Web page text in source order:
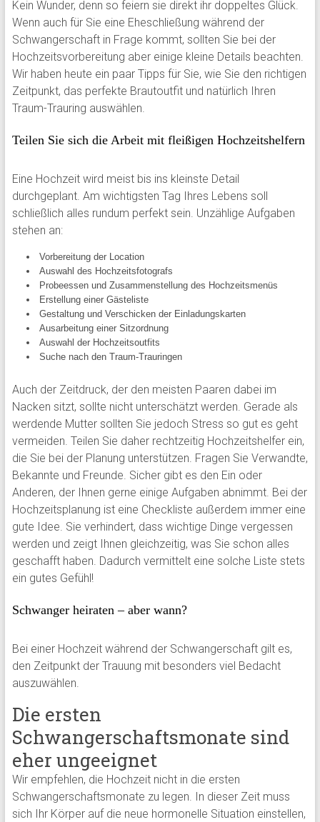
Kein Wunder, denn so feiern sie direkt ihr doppeltes Glück.
Wenn auch für Sie eine Eheschließung während der
Schwangerschaft in Frage kommt, sollten Sie bei der
Hochzeitsvorbereitung aber einige kleine Details beachten.
Wir haben heute ein paar Tipps für Sie, wie Sie den richtigen
Zeitpunkt, das perfekte Brautoutfit und natürlich Ihren
Traum-Trauring auswählen.
Teilen Sie sich die Arbeit mit fleißigen Hochzeitshelfern
Eine Hochzeit wird meist bis ins kleinste Detail
durchgeplant. Am wichtigsten Tag Ihres Lebens soll
schließlich alles rundum perfekt sein. Unzählige Aufgaben
stehen an:
Vorbereitung der Location
Auswahl des Hochzeitsfotografs
Probeessen und Zusammenstellung des Hochzeitsmenüs
Erstellung einer Gästeliste
Gestaltung und Verschicken der Einladungskarten
Ausarbeitung einer Sitzordnung
Auswahl der Hochzeitsoutfits
Suche nach den Traum-Trauringen
Auch der Zeitdruck, der den meisten Paaren dabei im
Nacken sitzt, sollte nicht unterschätzt werden. Gerade als
werdende Mutter sollten Sie jedoch Stress so gut es geht
vermeiden. Teilen Sie daher rechtzeitig Hochzeitshelfer ein,
die Sie bei der Planung unterstützen. Fragen Sie Verwandte,
Bekannte und Freunde. Sicher gibt es den Ein oder
Anderen, der Ihnen gerne einige Aufgaben abnimmt. Bei der
Hochzeitsplanung ist eine Checkliste außerdem immer eine
gute Idee. Sie verhindert, dass wichtige Dinge vergessen
werden und zeigt Ihnen gleichzeitig, was Sie schon alles
geschafft haben. Dadurch vermittelt eine solche Liste stets
ein gutes Gefühl!
Schwanger heiraten – aber wann?
Bei einer Hochzeit während der Schwangerschaft gilt es,
den Zeitpunkt der Trauung mit besonders viel Bedacht
auszuwählen.
Die ersten
Schwangerschaftsmonate sind
eher ungeeignet
Wir empfehlen, die Hochzeit nicht in die ersten
Schwangerschaftsmonate zu legen. In dieser Zeit muss
sich Ihr Körper auf die neue hormonelle Situation einstellen,